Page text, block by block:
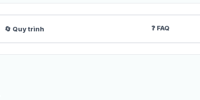
🔄 Quy trình ❓ FAQ